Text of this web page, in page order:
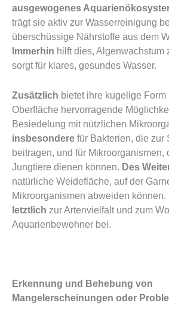
ausgewogenes
trägt sie aktiv zur Wasserreinigung
überschüssige Nährstoffe aus dem
Immerhin hilft dies, Algenwachstum
sorgt für klares, gesundes Wasser.
Zusätzlich bietet ihre kugelige Form
Oberfläche hervorragende
Besiedelung mit nützlichen
insbesondere für Bakterien, die zur
beitragen, und für Mikroorganismen,
Jungtiere dienen können. Des
natürliche Weidefläche, auf der
Mikroorganismen abweiden können.
letztlich zur Artenvielfalt und zum
Aquarienbewohner bei.
Erkennung und Behebung von
Mangelerscheinungen oder